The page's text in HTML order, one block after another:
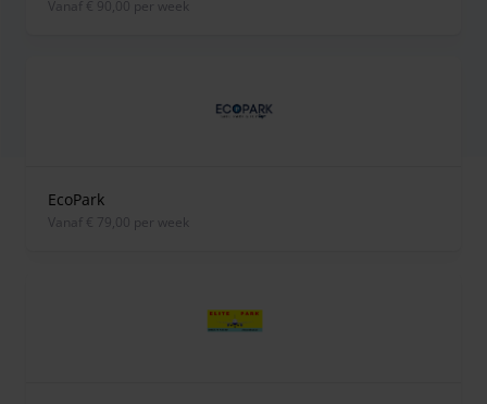
vanaf € 90,00 per week
EcoPark
vanaf € 79,00 per week